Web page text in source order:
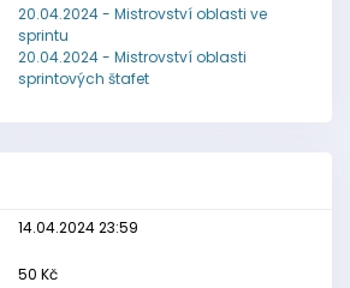
20.04.2024 - Mistrovství oblasti ve
sprintu
20.04.2024 - Mistrovství oblasti
sprintových štafet
14.04.2024 23:59
50 Kč